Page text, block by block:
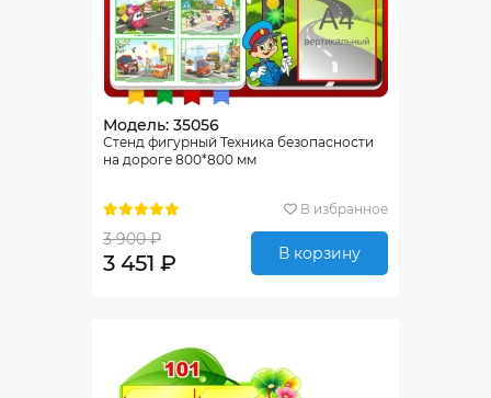
Модель: 35056
Стенд фигурный Техника безопасности
на дороге 800*800 мм
В избранное
3 900 ₽
3 451 ₽ В корзину